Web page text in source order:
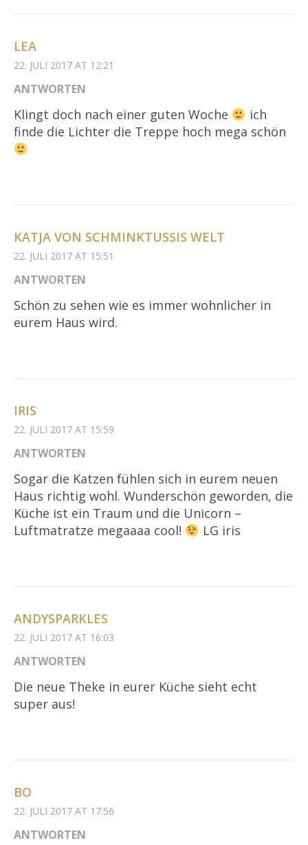
LEA
22. JULI 2017 AT 12:21
ANTWORTEN
Klingt doch nach einer guten Woche
ich
finde die Lichter die Treppe hoch mega schön
KATJA VON SCHMINKTUSSIS WELT
22. JULI 2017 AT 15:51
ANTWORTEN
Schön zu sehen wie es immer wohnlicher in
eurem Haus wird.
IRIS
22. JULI 2017 AT 15:59
ANTWORTEN
Sogar die Katzen fühlen sich in eurem neuen
Haus richtig wohl. Wunderschön geworden, die
Küche ist ein Traum und die Unicorn –
Luftmatratze megaaaa cool!
LG iris
ANDYSPARKLES
22. JULI 2017 AT 16:03
ANTWORTEN
Die neue Theke in eurer Küche sieht echt
super aus!
BO
22. JULI 2017 AT 17:56
ANTWORTEN